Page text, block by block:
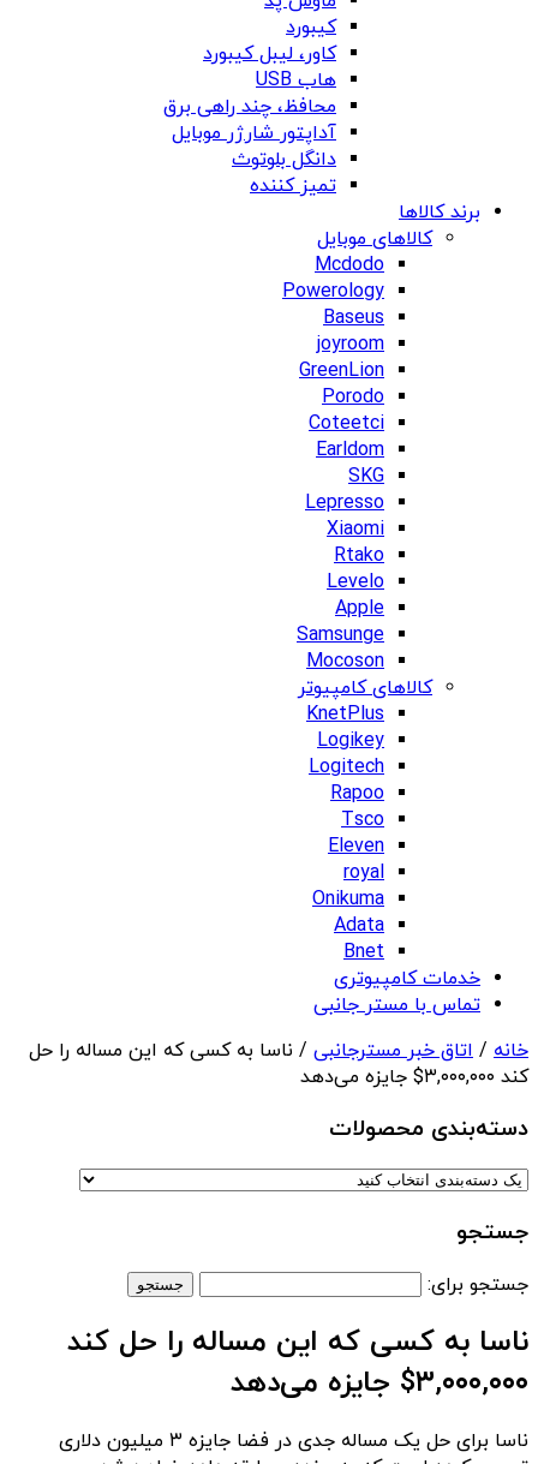
کیبورد
کاور، لیبل کیبورد
هاب USB
محافظ، چند راهی برق
آداپتور شارژر موبایل
دانگل بلوتوث
تمیز کننده
برند کالاها
کالاهای موبایل
Mcdodo
Powerology
Baseus
joyroom
GreenLion
Porodo
Coteetci
Earldom
SKG
Lepresso
Xiaomi
Rtako
Levelo
Apple
Samsunge
Mocoson
کالاهای کامپیوتر
KnetPlus
Logikey
Logitech
Rapoo
Tsco
Eleven
royal
Onikuma
Adata
Bnet
خدمات کامپیوتری
تماس با مستر جانبی
خانه / اتاق خبر مسترجانبی / ناسا به کسی که این مساله را حل
کند ۳,۰۰۰,۰۰۰$ جایزه می‌دهد
دسته‌بندی‌ محصولات
جستجو
جستجو برای:
ناسا به کسی که این مساله را حل کند
۳,۰۰۰,۰۰۰$ جایزه می‌دهد
ناسا برای حل یک مساله جدی در فضا جایزه ۳ میلیون دلاری